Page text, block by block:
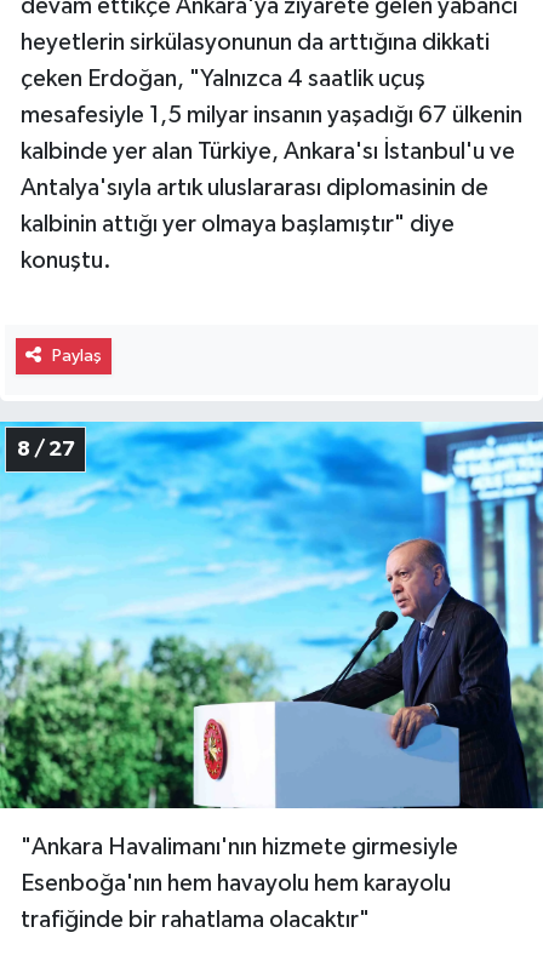
devam ettikçe Ankara'ya ziyarete gelen yabancı
heyetlerin sirkülasyonunun da arttığına dikkati
çeken Erdoğan, "Yalnızca 4 saatlik uçuş
mesafesiyle 1,5 milyar insanın yaşadığı 67 ülkenin
kalbinde yer alan Türkiye, Ankara'sı İstanbul'u ve
Antalya'sıyla artık uluslararası diplomasinin de
kalbinin attığı yer olmaya başlamıştır" diye
konuştu.
Paylaş
8 / 27
"Ankara Havalimanı'nın hizmete girmesiyle
Esenboğa'nın hem havayolu hem karayolu
trafiğinde bir rahatlama olacaktır"